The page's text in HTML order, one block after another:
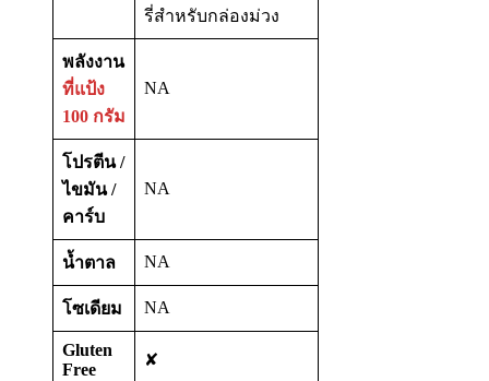
รี่สำหรับกล่องม่วง
พลังงาน
ที่แป้ง
100 กรัม
NA
โปรตีน /
ไขมัน /
คาร์บ
NA
น้ำตาล NA
โซเดียม NA
Gluten
Free
✘